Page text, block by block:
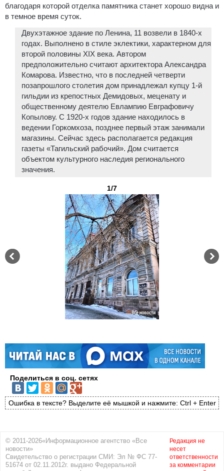
благодаря которой отделка памятника станет хорошо видна и
в темное время суток.
Двухэтажное здание по Ленина, 11 возвели в 1840-х
годах. Выполнено в стиле эклектики, характерном для
второй половины XIX века. Автором
предположительно считают архитектора Александра
Комарова. Известно, что в последней четверти
позапрошлого столетия дом принадлежал купцу 1-й
гильдии из крепостных Демидовых, меценату и
общественному деятелю Евлампию Евграфовичу
Копылову. С 1920-х годов здание находилось в
ведении Горкомхоза, позднее первый этаж занимали
магазины. Сейчас здесь располагается редакция
газеты «Тагильский рабочий». Дом считается
объектом культурного наследия регионального
значения.
1/7
Поделиться в соц. сетях
Ошибка в тексте? Выделите её мышкой и нажмите: Ctrl + Enter
© 2011-2026«Информационное агентство «Все
новости»
Свидетельство о регистрации СМИ: Эл № ФС 77-
51674 от 02.11.2012г. выдано Федеральной
Редакция не
несет
ответственности
за комментарии